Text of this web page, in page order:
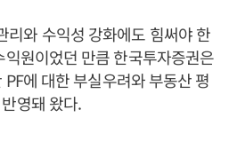
리와 수익성 강화에도 힘써야 한
원이었던 만큼 한국투자증권은
에 대한 부실우려와 부동산 평
영돼 왔다.